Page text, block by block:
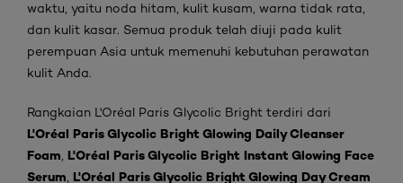
waktu, yaitu noda hitam, kulit kusam, warna tidak rata,
dan kulit kasar. Semua produk telah diuji pada kulit
perempuan Asia untuk memenuhi kebutuhan perawatan
kulit Anda.
Rangkaian L'Oréal Paris Glycolic Bright terdiri dari
L'Oréal Paris Glycolic Bright Glowing Daily Cleanser
Foam L'Oréal Paris Glycolic Bright Instant Glowing Face
Serum L'Oréal Paris Glycolic Bright Glowing Day Cream